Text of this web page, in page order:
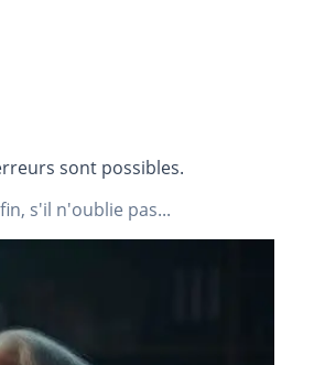
sont possibles.
s'il n'oublie pas...